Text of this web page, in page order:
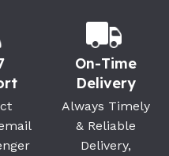
On-Time
Delivery
Always Timely
& Reliable
Delivery,